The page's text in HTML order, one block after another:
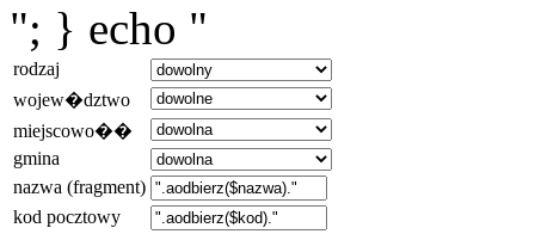
"; } echo "
rodzaj
wojew�dztwo
miejscowo��
gmina
nazwa (fragment)
kod pocztowy